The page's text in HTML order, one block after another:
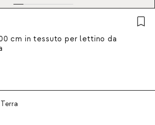
cm in tessuto per lettino da